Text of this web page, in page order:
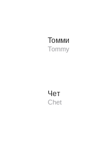
Томми
Tommy
Чет
Chet